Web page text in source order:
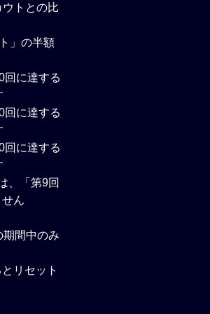
トとの比
」の半額
回に達する
回に達する
回に達する
、「第9回
ん
間中のみ
リセット